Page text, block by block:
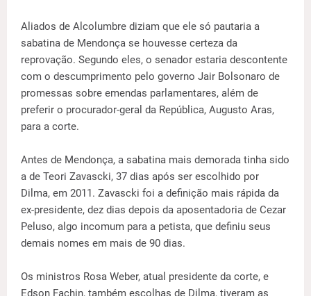
Aliados de Alcolumbre diziam que ele só pautaria a
sabatina de Mendonça se houvesse certeza da
reprovação. Segundo eles, o senador estaria descontente
com o descumprimento pelo governo Jair Bolsonaro de
promessas sobre emendas parlamentares, além de
preferir o procurador-geral da República, Augusto Aras,
para a corte.
Antes de Mendonça, a sabatina mais demorada tinha sido
a de Teori Zavascki, 37 dias após ser escolhido por
Dilma, em 2011. Zavascki foi a definição mais rápida da
ex-presidente, dez dias depois da aposentadoria de Cezar
Peluso, algo incomum para a petista, que definiu seus
demais nomes em mais de 90 dias.
Os ministros Rosa Weber, atual presidente da corte, e
Edson Fachin, também escolhas de Dilma, tiveram as